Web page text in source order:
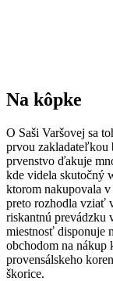
Na kôpke
O Saši Varšovej sa
prvou zakladateľkou
prvenstvo ďakuje
kde videla skutočný
ktorom nakupovala v
preto rozhodla vziať
riskantnú prevádzku
miestnosť disponuje
obchodom na nákup
provensálskeho
škorice.